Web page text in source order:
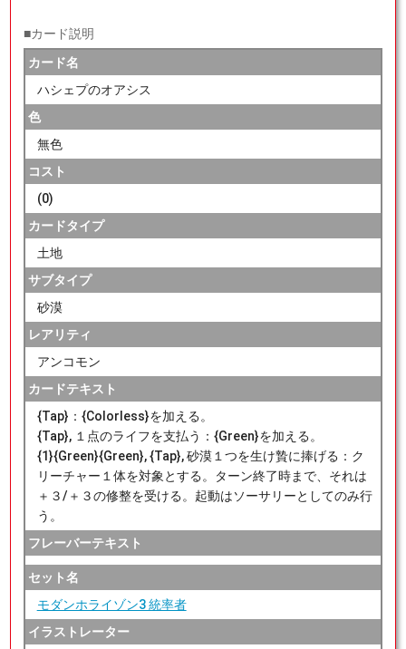
■カード説明
カード名
ハシェプのオアシス
色
無色
コスト
(0)
カードタイプ
土地
サブタイプ
砂漠
レアリティ
アンコモン
カードテキスト
{Tap}：{Colorless}を加える。
{Tap}, １点のライフを支払う：{Green}を加える。
{1}{Green}{Green}, {Tap}, 砂漠１つを生け贄に捧げる：ク
リーチャー１体を対象とする。ターン終了時まで、それは
＋３/＋３の修整を受ける。起動はソーサリーとしてのみ行
う。
フレーバーテキスト
セット名
モダンホライゾン3 統率者
イラストレーター